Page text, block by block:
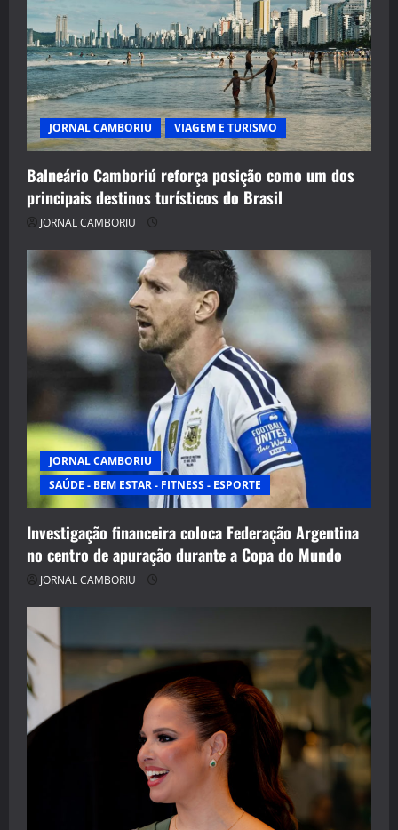
JORNAL CAMBORIU VIAGEM E TURISMO
Balneário Camboriú reforça posição como um dos
principais destinos turísticos do Brasil
JORNAL CAMBORIU
JORNAL CAMBORIU
SAÚDE - BEM ESTAR - FITNESS - ESPORTE
Investigação financeira coloca Federação Argentina
no centro de apuração durante a Copa do Mundo
JORNAL CAMBORIU